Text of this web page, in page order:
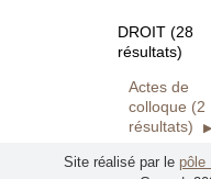
DROIT (28
résultats)
Actes de
colloque (2
résultats)
Site réalisé par le pôle